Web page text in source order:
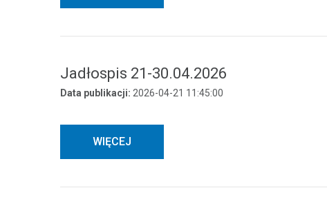
Jadłospis 21-30.04.2026
Data publikacji: 2026-04-21 11:45:00
WIĘCEJ